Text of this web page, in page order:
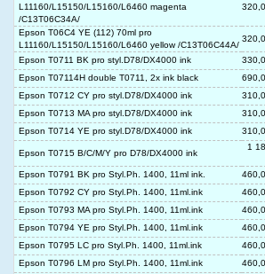
L11160/L15150/L15160/L6460 magenta
/C13T06C34A/
Epson T06C4 YE (112) 70ml pro
L11160/L15150/L15160/L6460 yellow /C13T06C44A/
Epson T0711 BK pro styl.D78/DX4000 ink
Epson T07114H double T0711, 2x ink black
Epson T0712 CY pro styl.D78/DX4000 ink
Epson T0713 MA pro styl.D78/DX4000 ink
Epson T0714 YE pro styl.D78/DX4000 ink
Epson T0715 B/C/M/Y pro D78/DX4000 ink
1
Epson T0791 BK pro Styl.Ph. 1400, 11ml ink.
Epson T0792 CY pro Styl.Ph. 1400, 11ml.ink
Epson T0793 MA pro Styl.Ph. 1400, 11ml.ink
Epson T0794 YE pro Styl.Ph. 1400, 11ml.ink
Epson T0795 LC pro Styl.Ph. 1400, 11ml.ink
Epson T0796 LM pro Styl.Ph. 1400, 11ml.ink